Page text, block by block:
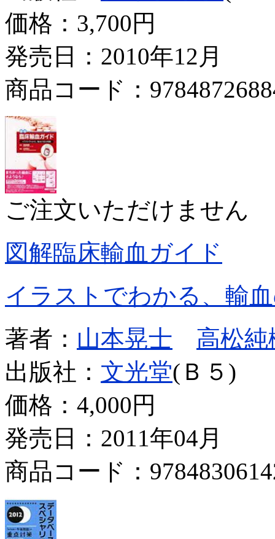
価格： 3,700円
発売日：2010年12月
商品コード：
ご注文いただけません
図解臨床輸血ガイド
イラストでわかる、輸
著者： 山本晃士
高松純
出版社： 文光堂(Ｂ５)
価格： 4,000円
発売日：2011年04月
商品コード：